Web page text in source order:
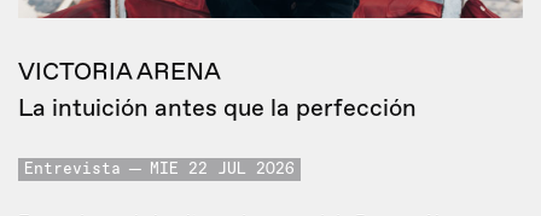
VICTORIA ARENA
La intuición antes que la perfección
Entrevista MIE 22 JUL 2026